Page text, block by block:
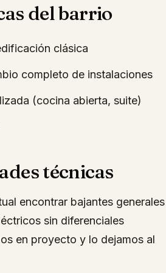
del barrio
clásica
completo de instalaciones
(cocina abierta, suite)
técnicas
encontrar bajantes generales
sin diferenciales
en proyecto y lo dejamos al